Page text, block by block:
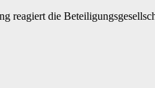
reagiert die